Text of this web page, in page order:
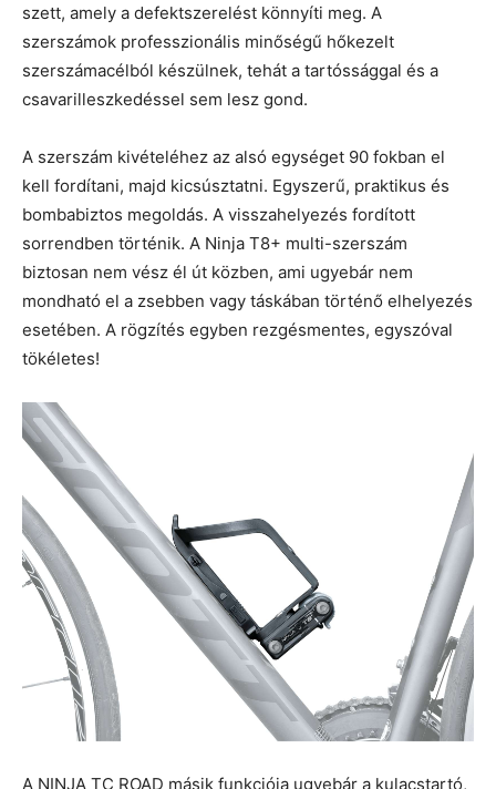
szett, amely a defektszerelést könnyíti meg. A
szerszámok professzionális minőségű hőkezelt
szerszámacélból készülnek, tehát a tartóssággal és a
csavarilleszkedéssel sem lesz gond.
A szerszám kivételéhez az alsó egységet 90 fokban el
kell fordítani, majd kicsúsztatni. Egyszerű, praktikus és
bombabiztos megoldás. A visszahelyezés fordított
sorrendben történik. A Ninja T8+ multi-szerszám
biztosan nem vész él út közben, ami ugyebár nem
mondható el a zsebben vagy táskában történő elhelyezés
esetében. A rögzítés egyben rezgésmentes, egyszóval
tökéletes!
A NINJA TC ROAD másik funkciója ugyebár a kulacstartó,